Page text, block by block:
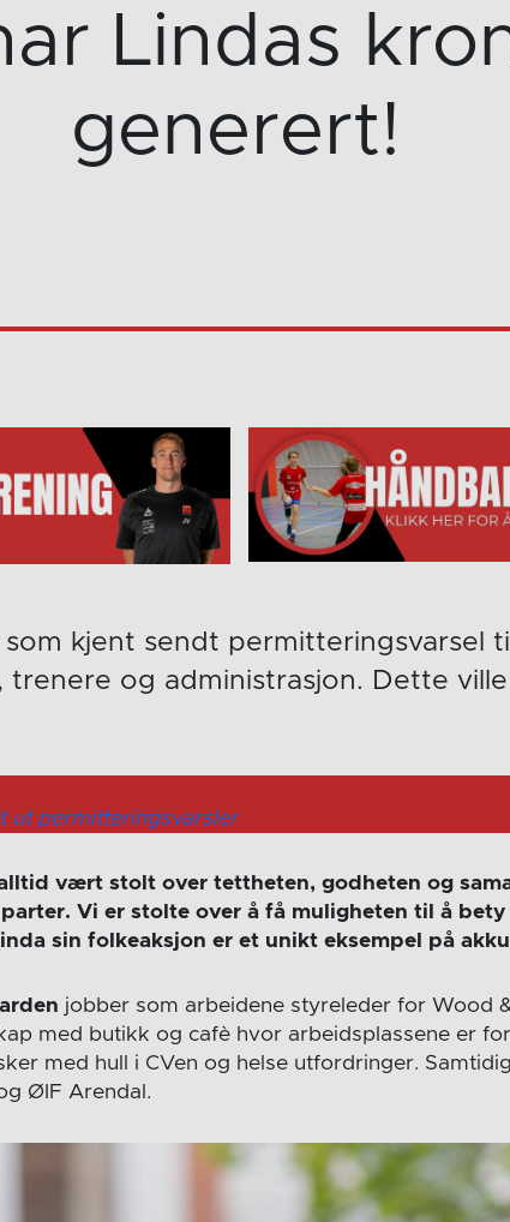
Lindas
generert!
kjent sendt permitteringsvarsel
trenere og administrasjon. Dette
ut permitteringsvarsler
vært stolt over tettheten, godheten og
Vi er stolte over å få muligheten til å
sin folkeaksjon er et unikt eksempel på
jobber som arbeidene styreleder for Wood
med butikk og cafè hvor arbeidsplassene er
med hull i CVen og helse utfordringer.
ØIF Arendal.